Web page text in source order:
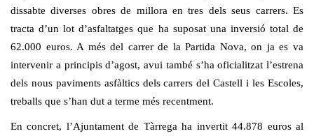
dissabte diverses obres de millora en tres dels seus carrers. Es
tracta d’un lot d’asfaltatges que ha suposat una inversió total de
62.000 euros. A més del carrer de la Partida Nova, on ja es va
intervenir a principis d’agost, avui també s’ha oficialitzat l’estrena
dels nous paviments asfàltics dels carrers del Castell i les Escoles,
treballs que s’han dut a terme més recentment.
En concret, l’Ajuntament de Tàrrega ha invertit 44.878 euros al